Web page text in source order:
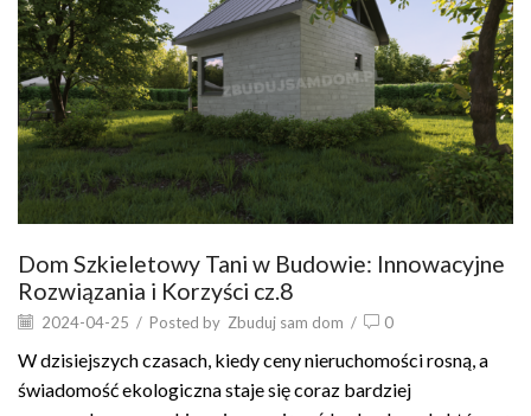
Dom Szkieletowy Tani w Budowie: Innowacyjne
Rozwiązania i Korzyści cz.8
2024-04-25 / Posted by Zbuduj sam dom / 0
W dzisiejszych czasach, kiedy ceny nieruchomości rosną, a
świadomość ekologiczna staje się coraz bardziej